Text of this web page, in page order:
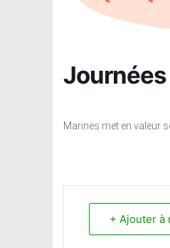
Marines met en valeur
+ Ajouter à